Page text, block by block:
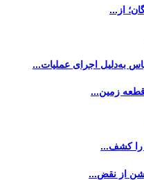
از...
به‌دلیل اجرای عملیات...
از نقض...